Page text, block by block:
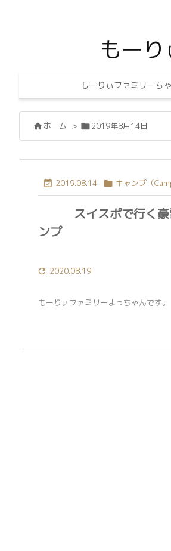
もー
もーりぃファミリーち
 ホーム > 2019年8月14日
 2019.08.14  キャンプ（
スイスポで行く
ンプ
 2020.08.19
もーりぃファミリーよっちゃんです